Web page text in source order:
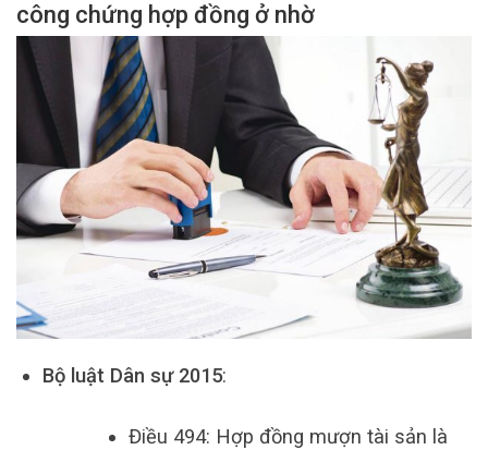
công chứng hợp đồng ở nhờ
Bộ luật Dân sự 2015:
Điều 494: Hợp đồng mượn tài sản là